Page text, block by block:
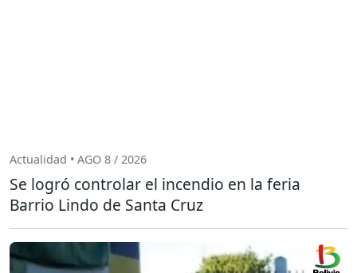
Actualidad • AGO 8 / 2026
Se logró controlar el incendio en la feria
Barrio Lindo de Santa Cruz